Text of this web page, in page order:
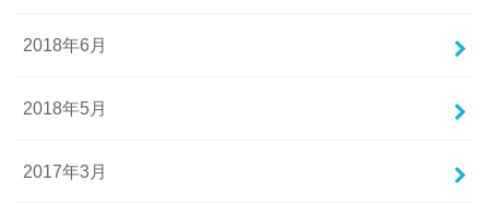
2018年6月
2018年5月
2017年3月